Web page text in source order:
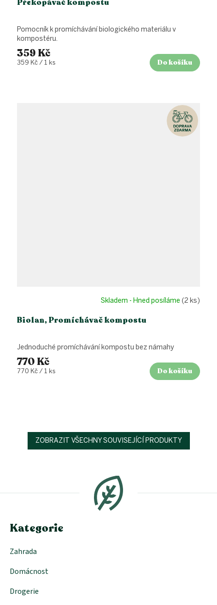
Překopávač kompostu
359 Kč
Měrná
359 Kč / 1 ks Do košíku
Pomocník k promíchávání biologického materiálu v
kompostéru.
Biolan, Promíchávač kompostu
Skladem - Hned posíláme (2 ks)
770 Kč
Měrná
770 Kč / 1 ks Do košíku
Jednoduché promíchávání kompostu bez námahy
ZOBRAZIT VŠECHNY SOUVISEJÍCÍ PRODUKTY
a
Kategorie
Zahrada
Domácnost
Drogerie